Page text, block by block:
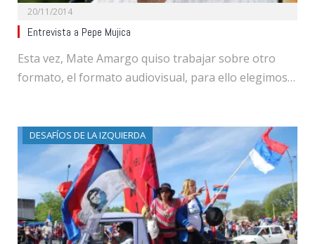
20/11/2014
Entrevista a Pepe Mujica
Esta vez, Mate Amargo quiso trabajar sobre otro
formato, el formato audiovisual, para ello elegimos…
DESAFÍOS DE LA IZQUIERDA